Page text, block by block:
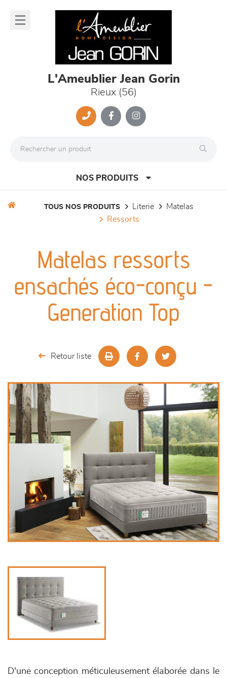
L'Ameublier Jean Gorin
Rieux (56)
NOS PRODUITS
séjours
meubles de complément
chambres et dressing
TOUS NOS PRODUITS literie
matelas
ressorts
Matelas ressorts
ensachés éco-conçu -
Generation Top
Retour liste
D'une conception méticuleusement élaborée dans le